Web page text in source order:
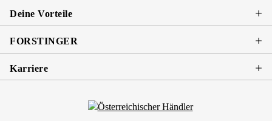
Deine Vorteile
FORSTINGER
Karriere